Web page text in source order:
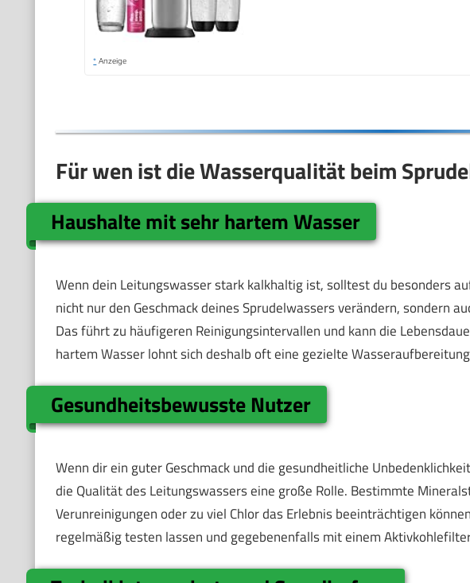
* Anzeige
Für wen ist die Wasserqualität beim
Haushalte mit sehr hartem Wasser
Wenn dein Leitungswasser stark kalkhaltig ist, solltest du besonders
nicht nur den Geschmack deines Sprudelwassers verändern, sondern
Das führt zu häufigeren Reinigungsintervallen und kann die
hartem Wasser lohnt sich deshalb oft eine gezielte
Gesundheitsbewusste Nutzer
Wenn dir ein guter Geschmack und die gesundheitliche
die Qualität des Leitungswassers eine große Rolle. Bestimmte
Verunreinigungen oder zu viel Chlor das Erlebnis beeinträchtigen
regelmäßig testen lassen und gegebenenfalls mit einem